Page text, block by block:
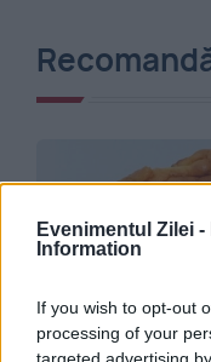
Evenimentul Zilei -
Information
If you wish to opt-out
processing of your